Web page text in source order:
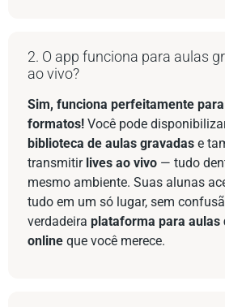
2. O app funciona para aulas
ao vivo?
Sim, funciona perfeitamente
formatos! Você pode
biblioteca de aulas gravadas e
transmitir lives ao vivo — tudo
mesmo ambiente. Suas alunas
tudo em um só lugar, sem
verdadeira plataforma para aulas
online que você merece.